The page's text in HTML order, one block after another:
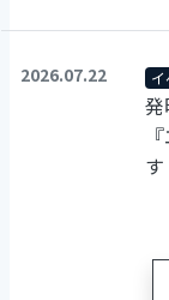
2026.07.22 イ